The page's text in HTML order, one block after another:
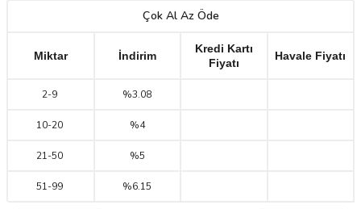
Çok Al Az Öde
Miktar İndirim
Kredi Kartı
Fiyatı
Havale Fiyatı
2-9 %3.08
10-20 %4
21-50 %5
51-99 %6.15